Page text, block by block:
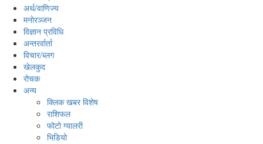
अर्थ/वाणिज्य
मनाेरञ्जन
विज्ञान प्रविधि
अन्तरर्वार्ता
विचार/ब्लग
खेलकुद
रोचक
अन्य
क्लिक खबर विशेष
राशिफल
फोटो ग्यालरी
भिडियो